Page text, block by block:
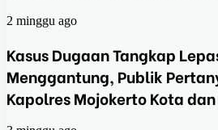
2 minggu ago
Kasus Dugaan Tangkap
Menggantung, Publik
Kapolres Mojokerto Kota